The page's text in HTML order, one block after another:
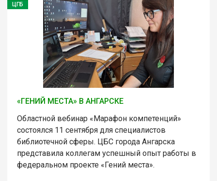
ЦГБ
«ГЕНИЙ МЕСТА» В АНГАРСКЕ
Областной вебинар «Марафон компетенций»
состоялся 11 сентября для специалистов
библиотечной сферы. ЦБС города Ангарска
представила коллегам успешный опыт работы в
федеральном проекте «Гений места».